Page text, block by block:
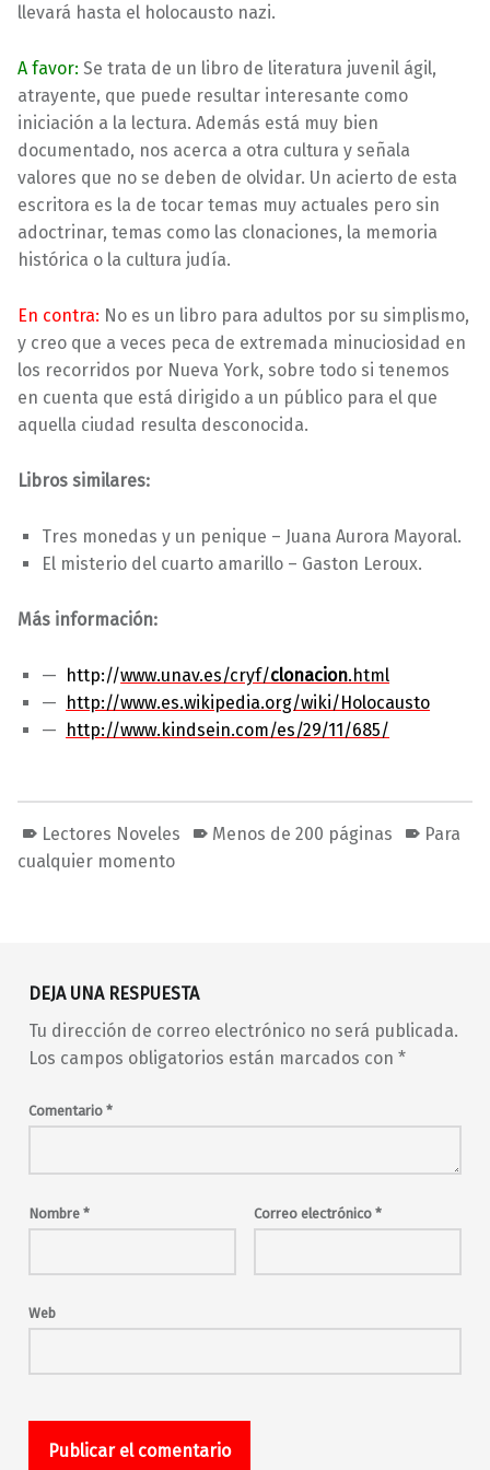
llevará hasta el holocausto nazi.
A favor: Se trata de un libro de literatura juvenil ágil,
atrayente, que puede resultar interesante como
iniciación a la lectura. Además está muy bien
documentado, nos acerca a otra cultura y señala
valores que no se deben de olvidar. Un acierto de esta
escritora es la de tocar temas muy actuales pero sin
adoctrinar, temas como las clonaciones, la memoria
histórica o la cultura judía.
En contra: No es un libro para adultos por su simplismo,
y creo que a veces peca de extremada minuciosidad en
los recorridos por Nueva York, sobre todo si tenemos
en cuenta que está dirigido a un público para el que
aquella ciudad resulta desconocida.
Libros similares:
Tres monedas y un penique – Juana Aurora Mayoral.
El misterio del cuarto amarillo – Gaston Leroux.
Más información:
http://www.unav.es/cryf/clonacion.html
http://www.es.wikipedia.org/wiki/Holocausto
http://www.kindsein.com/es/29/11/685/
Lectores Noveles Menos de 200 páginas
Para
cualquier momento
DEJA UNA RESPUESTA
Tu dirección de correo electrónico no será publicada.
Los campos obligatorios están marcados con *
Comentario *
Nombre * Correo electrónico *
Web